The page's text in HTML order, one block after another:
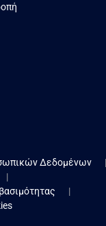
Δεδομένων